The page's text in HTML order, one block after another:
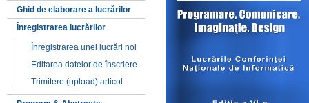
Ghid de elaborare a lucrărilor
Înregistrarea lucrărilor
Înregistrarea unei lucrări noi
Editarea datelor de înscriere
Trimitere (upload) articol